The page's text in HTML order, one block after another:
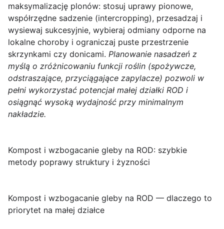
maksymalizację plonów: stosuj uprawy pionowe,
współrzędne sadzenie (intercropping), przesadzaj i
wysiewaj sukcesyjnie, wybieraj odmiany odporne na
lokalne choroby i ograniczaj puste przestrzenie
skrzynkami czy donicami. Planowanie nasadzeń z
myślą o zróżnicowaniu funkcji roślin (spożywcze,
odstraszające, przyciągające zapylacze) pozwoli w
pełni wykorzystać potencjał małej działki ROD i
osiągnąć wysoką wydajność przy minimalnym
nakładzie.
Kompost i wzbogacanie gleby na ROD: szybkie
metody poprawy struktury i żyzności
Kompost i wzbogacanie gleby na ROD — dlaczego to
priorytet na małej działce